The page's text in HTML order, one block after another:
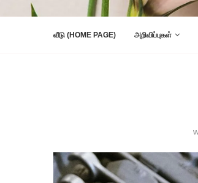
வீடு (HOME PAGE) அறிவிப்புகள்